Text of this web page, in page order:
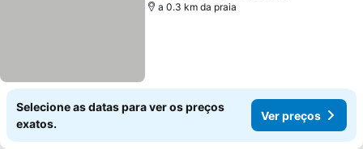
a 0.3 km da praia
Selecione as datas para ver os preços
exatos.
Ver preços